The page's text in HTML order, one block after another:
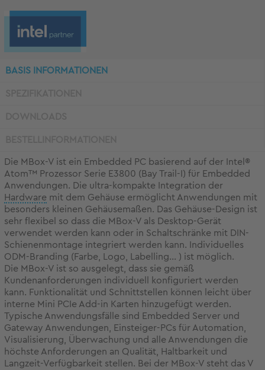
BASIS INFORMATIONEN
Die MBox-V ist ein Embedded PC basierend auf der Intel®
Atom™ Prozessor Serie E3800 (Bay Trail-I) für Embedded
Anwendungen. Die ultra-kompakte Integration der
Hardware mit dem Gehäuse ermöglicht Anwendungen mit
besonders kleinen Gehäusemaßen. Das Gehäuse-Design ist
sehr flexibel so dass die MBox-V als Desktop-Gerät
verwendet werden kann oder in Schaltschränke mit DIN-
Schienenmontage integriert werden kann. Individuelles
ODM-Branding (Farbe, Logo, Labelling... ) ist möglich.
Die MBox-V ist so ausgelegt, dass sie gemäß
Kundenanforderungen individuell konfiguriert werden
kann. Funktionalität und Schnittstellen können leicht über
interne Mini PCIe Add-in Karten hinzugefügt werden.
Typische Anwendungsfälle sind Embedded Server und
Gateway Anwendungen, Einsteiger-PCs für Automation,
Visualisierung, Überwachung und alle Anwendungen die
höchste Anforderungen an Qualität, Haltbarkeit und
Langzeit-Verfügbarkeit stellen. Bei der MBox-V steht das V